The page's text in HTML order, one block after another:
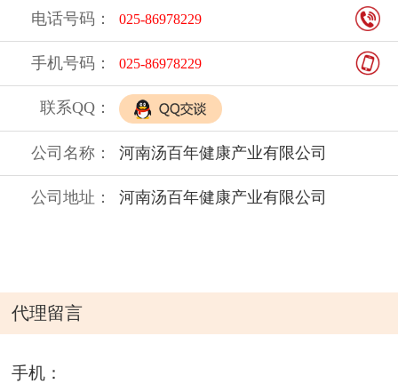
电话号码： 025-86978229
手机号码： 025-86978229
联系QQ：
公司名称： 河南汤百年健康产业有限公司
公司地址： 河南汤百年健康产业有限公司
代理留言
手机：